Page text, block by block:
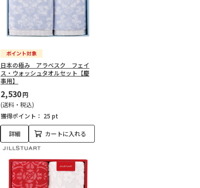
日本の極み アラベスク フェイ
ス・ウォッシュタオルセット【慶
事用】
2,530円
(送料・税込)
獲得ポイント： 25 pt
詳細 カートに入れる